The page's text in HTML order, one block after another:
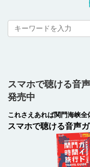
スマホで聴ける音
発売中
これさえあれば関門海峡全
スマホで聴ける音声